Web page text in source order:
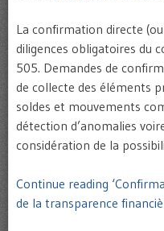
La confirmation directe
diligences obligatoires du
505. Demandes de
de collecte des éléments
soldes et mouvements
détection d’anomalies
considération de la
Continue reading
de la transparence